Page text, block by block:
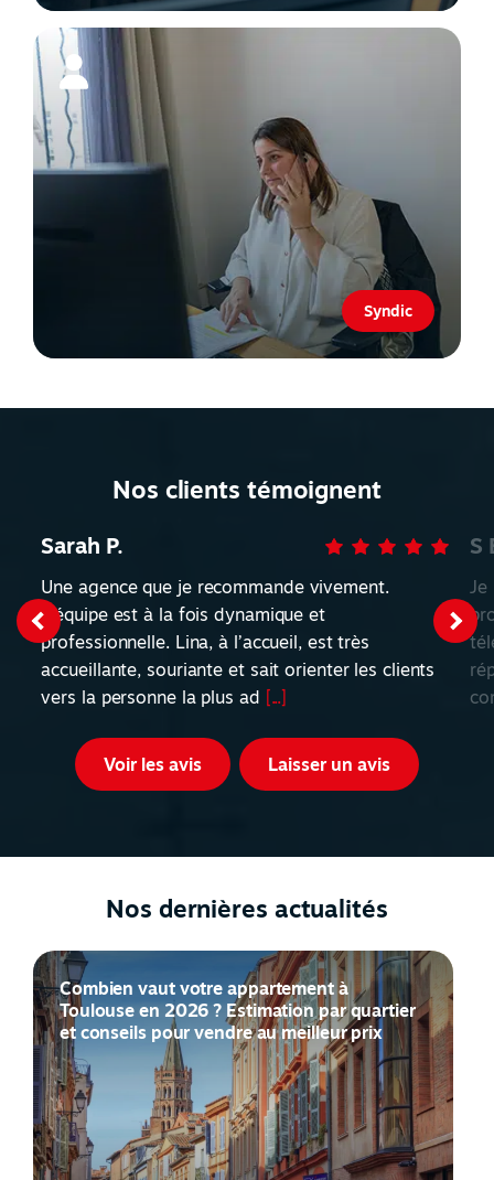
Syndic
Nos clients témoignent
Sarah P.
Une agence que je recommande vivement.
L’équipe est à la fois dynamique et
professionnelle. Lina, à l’accueil, est très
accueillante, souriante et sait orienter les clients
vers la personne la plus ad [...]
S
Je
Voir les avis Laisser un avis
Nos dernières actualités
Combien vaut votre appartement à
Toulouse en 2026 ? Estimation par quartier
et conseils pour vendre au meilleur prix